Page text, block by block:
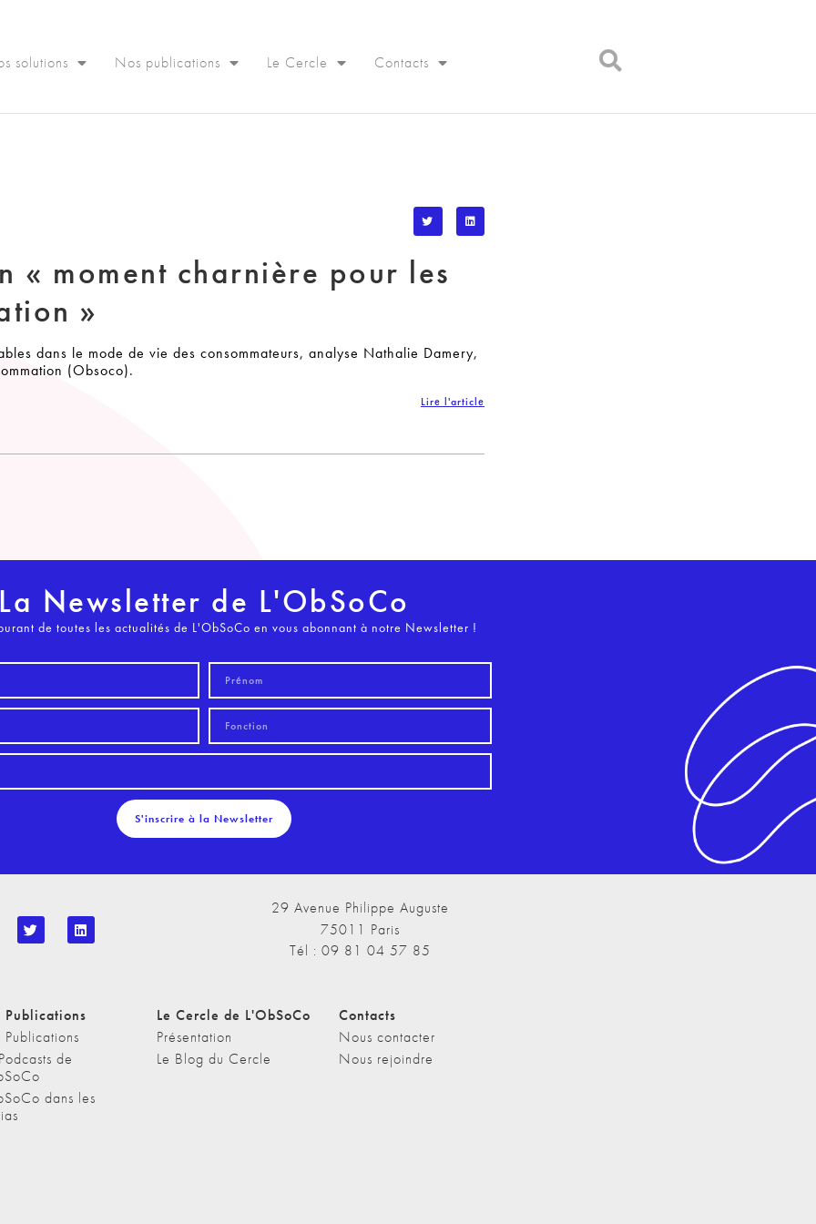
solutions Nos publications Le Cercle Contacts
« moment charnière pour les
»
dans le mode de vie des consommateurs, analyse Nathalie Damery,
(Obsoco).
Lire l'article
Newsletter de L'ObSoCo
de toutes les actualités de L'ObSoCo en vous abonnant à notre Newsletter !
S'inscrire à la Newsletter
29 Avenue Philippe Auguste
75011 Paris
Tél : 09 81 04 57 85
Publications
de
dans les
Le Cercle de L'ObSoCo
Présentation
Le Blog du Cercle
Contacts
Nous contacter
Nous rejoindre